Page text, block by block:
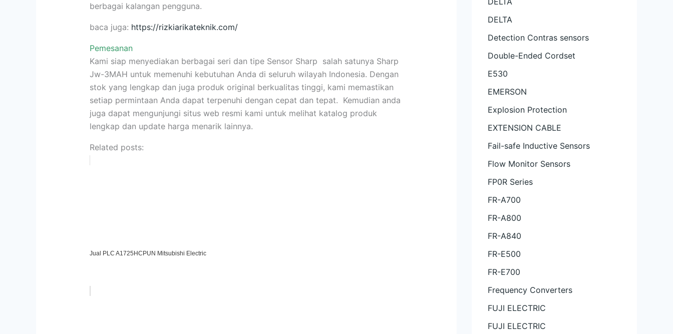
berbagai kalangan pengguna.
baca juga: https://rizkiarikateknik.com/
Pemesanan
Kami siap menyediakan berbagai seri dan tipe Sensor Sharp salah satunya Sharp
Jw-3MAH untuk memenuhi kebutuhan Anda di seluruh wilayah Indonesia. Dengan
stok yang lengkap dan juga produk original berkualitas tinggi, kami memastikan
setiap permintaan Anda dapat terpenuhi dengan cepat dan tepat. Kemudian anda
juga dapat mengunjungi situs web resmi kami untuk melihat katalog produk
lengkap dan update harga menarik lainnya.
Related posts:
Jual PLC A1725HCPUN Mitsubishi Electric
DELTA
Detection Contras sensors
Double-Ended Cordset
E530
EMERSON
Explosion Protection
EXTENSION CABLE
Fail-safe Inductive Sensors
Flow Monitor Sensors
FP0R Series
FR-A700
FR-A800
FR-A840
FR-E500
FR-E700
Frequency Converters
FUJI ELECTRIC
FUJI ELECTRIC